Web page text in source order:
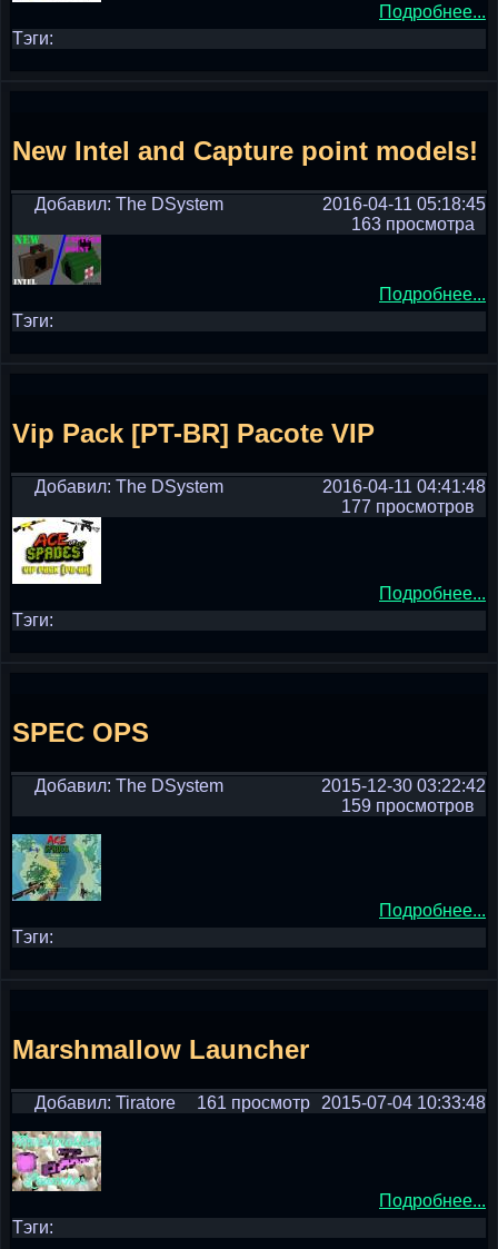
Подробнее...
Тэги:
New Intel and Capture point models!
Добавил: The DSystem
2016-04-11 05:18:45
163 просмотра
Подробнее...
Тэги:
Vip Pack [PT-BR] Pacote VIP
Добавил: The DSystem
2016-04-11 04:41:48
177 просмотров
Подробнее...
Тэги:
SPEC OPS
Добавил: The DSystem
2015-12-30 03:22:42
159 просмотров
Подробнее...
Тэги:
Marshmallow Launcher
Добавил: Tiratore 2015-07-04 10:33:48
161 просмотр
Подробнее...
Тэги: